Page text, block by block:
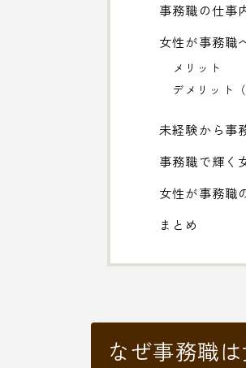
事務職の仕事
女性が事務職
メリット
デメリット（
未経験から事
事務職で輝く
女性が事務職
まとめ
なぜ事務職